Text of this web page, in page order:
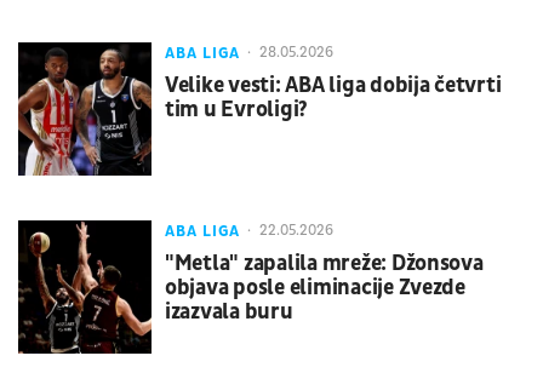
ABA LIGA 28.05.2026
Velike vesti: ABA liga dobija četvrti
tim u Evroligi?
ABA LIGA 22.05.2026
"Metla" zapalila mreže: Džonsova
objava posle eliminacije Zvezde
izazvala buru